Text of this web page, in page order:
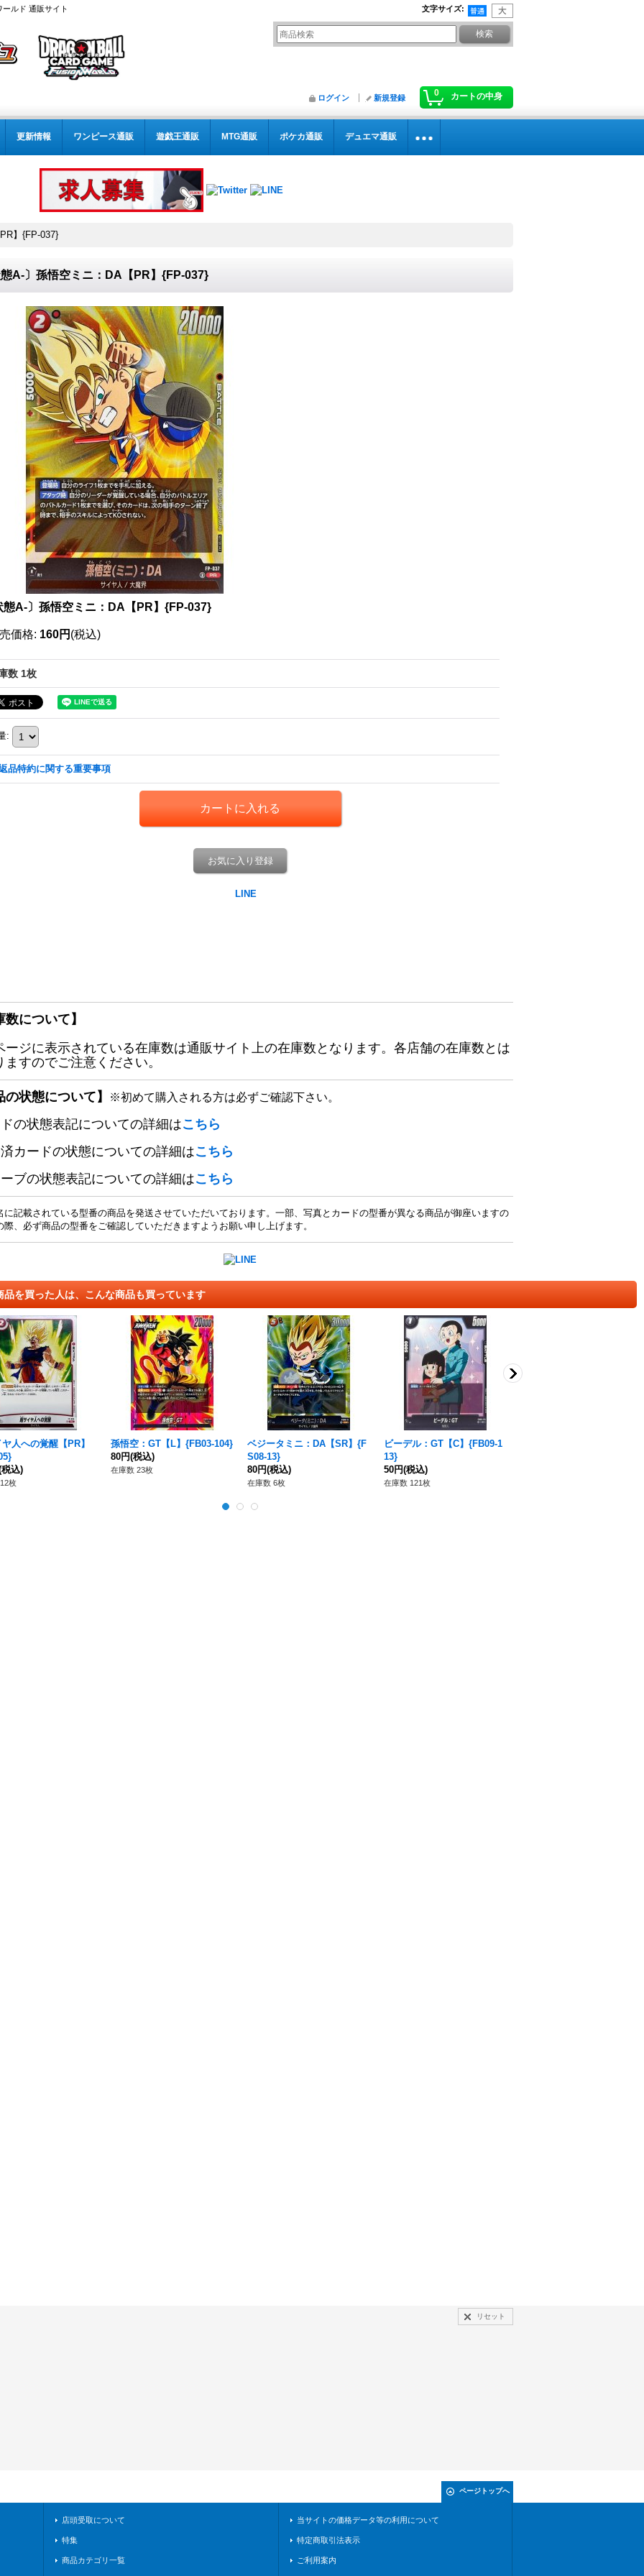
ルド 通販サイト 文字サイズ:
0 カートの中身
ログイン 新規登録
更新情報 ワンピース通販 遊戯王通販 MTG通販 ポケカ通販 デュエマ通販
】{FP-037}
A-〕孫悟空ミニ：DA【PR】{FP-037}
態A-〕孫悟空ミニ：DA【PR】{FP-037}
価格: 160円 (税込)
数 1枚
:
品特約に関する重要事項
お気に入り登録
数について】
ージに表示されている在庫数は通販サイト上の在庫数となります。各店舗の在庫数とは
ますのでご注意ください。
の状態について】 ※初めて購入される方は必ずご確認下さい。
の状態表記についての詳細はこちら
カードの状態についての詳細はこちら
ブの状態表記についての詳細はこちら
記載されている型番の商品を発送させていただいております。一部、写真とカードの型番が異なる商品が御座いますの
際、必ず商品の型番をご確認していただきますようお願い申し上げます。
品を買った人は、こんな商品も買っています
人への覚醒【PR】
税込)
枚
孫悟空：GT【L】{FB03-104}
80円(税込)
在庫数 23枚
ベジータミニ：DA【SR】{F
S08-13}
80円(税込)
在庫数 6枚
ビーデル：GT【C】{FB09-1
13}
50円(税込)
在庫数 121枚
リセット
ページトップへ
店頭受取について
特集
商品カテゴリ一覧
当サイトの価格データ等の利用について
特定商取引法表示
ご利用案内